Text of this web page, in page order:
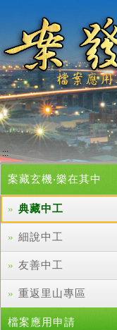
要
內
容
:::
案藏玄機‧樂在其中
典藏中工
細說中工
友善中工
重返里山專區
檔案應用申請